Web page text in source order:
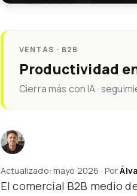
VENTAS · B2B
Productividad
Cierra más con IA ·
Actualizado: mayo 2026 · Por
El comercial B2B medio